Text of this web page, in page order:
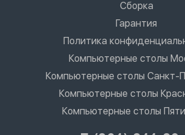
Сборка
Гарантия
Политика
Компьютерные столы
Компьютерные столы Санкт-
Компьютерные столы
Компьютерные столы